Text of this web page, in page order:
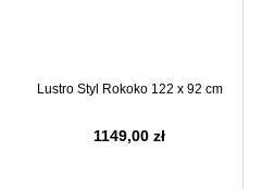
Lustro Styl Rokoko 122 x 92 cm
1149,00 zł